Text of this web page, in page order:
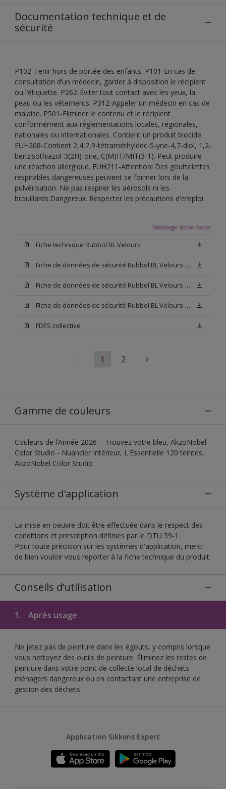
Documentation technique et de
sécurité
P102-Tenir hors de portée des enfants. P101-En cas de
consultation d’un médecin, garder à disposition le récipient
ou l’étiquette. P262-Éviter tout contact avec les yeux, la
peau ou les vêtements. P312-Appeler un médecin en cas de
malaise. P501-Eliminer le contenu et le récipient
conformément aux réglementations locales, régionales,
nationales ou internationales. Contient un produit biocide.
EUH208-Contient 2,4,7,9-tétraméthyldec-5-yne-4,7-diol, 1,2-
benzisothiazol-3(2H)-one, C(M)IT/MIT(3-1). Peut produire
une réaction allergique. EUH211-Attention! Des gouttelettes
respirables dangereuses peuvent se former lors de la
pulvérisation. Ne pas respirer les aérosols ni les
brouillards.Dangereux. Respecter les précautions d'emploi
Télécharger Adobe Reader
Fiche technique Rubbol BL Velours
Fiche de données de sécurité Rubbol BL Velours Base W05
Fiche de données de sécurité Rubbol BL Velours Base N00
Fiche de données de sécurité Rubbol BL Velours Blanc
FDES collective
1 2
Gamme de couleurs
Couleurs de l’Année 2026 – Trouvez votre bleu, AkzoNobel
Color Studio - Nuancier Intérieur, L'Essentielle 120 teintes,
AkzoNobel Color Studio
Système d'application
La mise en oeuvre doit être effectuée dans le respect des
conditions et prescription définies par le DTU 59-1.
Pour toute précision sur les systèmes d'application, merci
de bien vouloir vous reporter à la fiche technique du produit.
Conseils d’utilisation
1. Après usage
Ne jetez pas de peinture dans les égouts, y compris lorsque
vous nettoyez des outils de peinture. Éliminez les restes de
peinture dans votre point de collecte local de déchets
ménagers dangereux ou en contactant une entreprise de
gestion des déchets.
Application Sikkens Expert